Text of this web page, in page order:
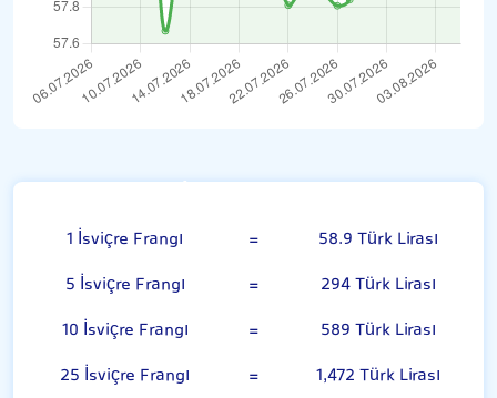
1 İsviçre Frangı =
58.9 Türk Lirası
5 İsviçre Frangı
=
294 Türk Lirası
10 İsviçre Frangı
=
589 Türk Lirası
25 İsviçre Frangı
=
1,472 Türk Lirası